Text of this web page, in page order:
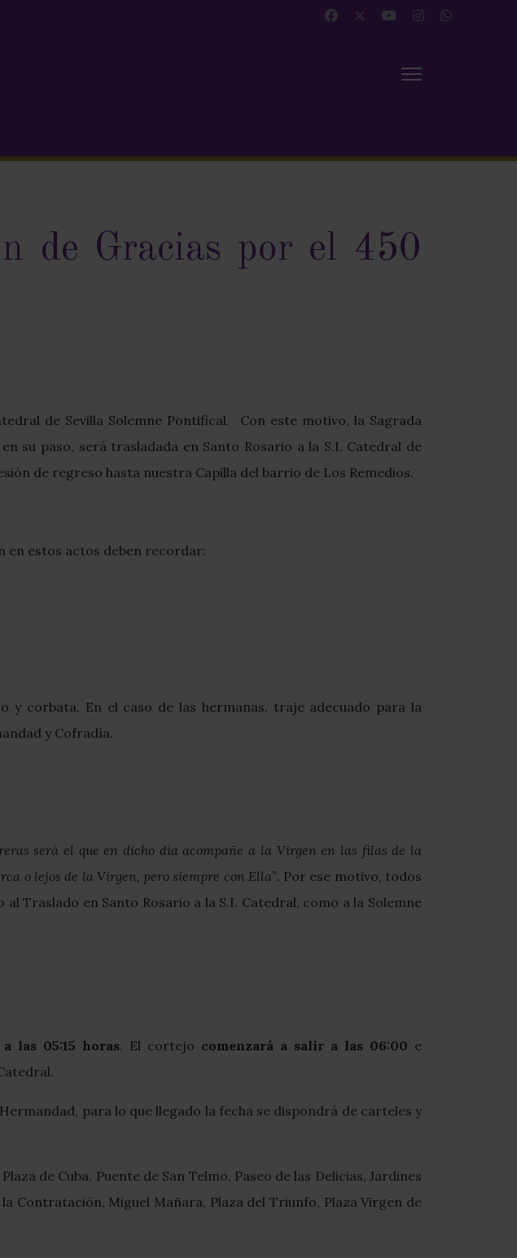
de Gracias por el 450
de Sevilla Solemne Pontifical. Con este motivo, la Sagrada
su paso, será trasladada en Santo Rosario a la S.I. Catedral de
de regreso hasta nuestra Capilla del barrio de Los Remedios.
en estos actos deben recordar:
y corbata. En el caso de las hermanas, traje adecuado para la
y Cofradía.
será el que en dicho día acompañe a la Virgen en las filas de la
o lejos de la Virgen, pero siempre con Ella”. Por ese motivo, todos
Traslado en Santo Rosario a la S.I. Catedral, como a la Solemne
las 05:15 horas. El cortejo comenzará a salir a las 06:00 e
para lo que llegado la fecha se dispondrá de carteles y
de Cuba, Puente de San Telmo, Paseo de las Delicias, Jardines
Contratación, Miguel Mañara, Plaza del Triunfo, Plaza Virgen de